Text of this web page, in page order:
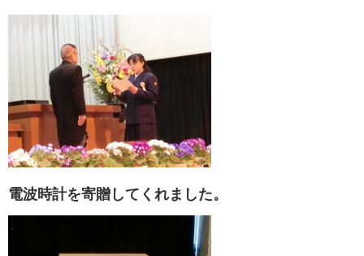
電波時計を寄贈してくれました。